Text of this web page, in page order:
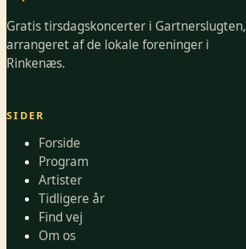
Gratis tirsdagskoncerter i Gartnerslugten,
arrangeret af de lokale foreninger i
Rinkenæs.
SIDER
Forside
Program
Artister
Tidligere år
Find vej
Om os